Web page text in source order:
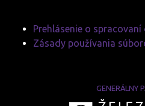
Prehlásenie o
Zásady používania
GENERÁLNY